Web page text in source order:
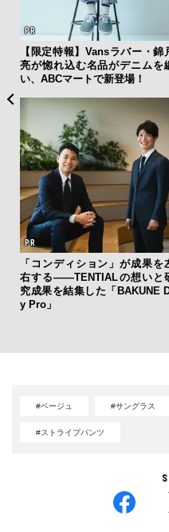
【限定特報】Vansラバー・錦
亮が惚れ込む名品がデニムを
い、ABCマートで新登場！
「コンディション」が成果を
右する——TENTIALの想いと
究成果を結集した「BAKUNE
y Pro」
#ベージュ #サングラス
#ストライプパンツ